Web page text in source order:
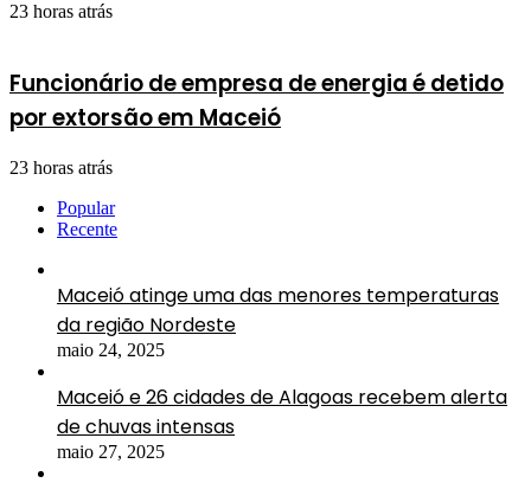
23 horas atrás
Funcionário de empresa de energia é detido
por extorsão em Maceió
23 horas atrás
Popular
Recente
Maceió atinge uma das menores temperaturas
da região Nordeste
maio 24, 2025
Maceió e 26 cidades de Alagoas recebem alerta
de chuvas intensas
maio 27, 2025